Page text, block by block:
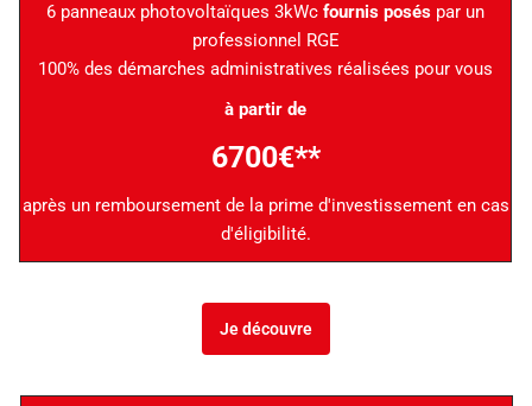
6 panneaux photovoltaïques 3kWc fournis posés par un
professionnel RGE
100% des démarches administratives réalisées pour vous
à partir de
6700€**
après un remboursement de la prime d'investissement en cas
d'éligibilité.
Je découvre